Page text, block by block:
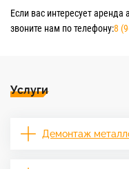
Если вас интересует
звоните нам по телефону:8
Услуги
Демонтаж